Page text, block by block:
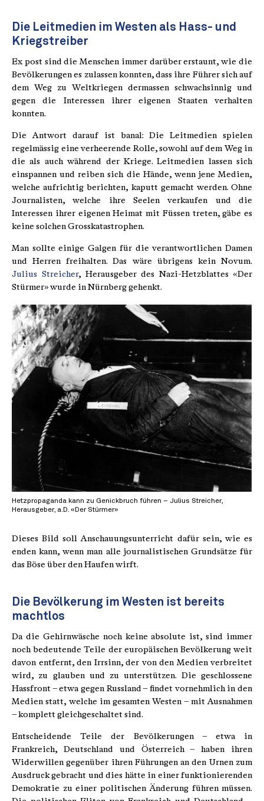
Die Leitmedien im Westen als Hass- und
Kriegstreiber
Ex post sind die Menschen immer darüber erstaunt, wie die
Bevölkerungen es zulassen konnten, dass ihre Führer sich auf
dem Weg zu Weltkriegen dermassen schwachsinnig und
gegen die Interessen ihrer eigenen Staaten verhalten
konnten.
Die Antwort darauf ist banal: Die Leitmedien spielen
regelmässig eine verheerende Rolle, sowohl auf dem Weg in
die als auch während der Kriege. Leitmedien lassen sich
einspannen und reiben sich die Hände, wenn jene Medien,
welche aufrichtig berichten, kaputt gemacht werden. Ohne
Journalisten, welche ihre Seelen verkaufen und die
Interessen ihrer eigenen Heimat mit Füssen treten, gäbe es
keine solchen Grosskatastrophen.
Man sollte einige Galgen für die verantwortlichen Damen
und Herren freihalten. Das wäre übrigens kein Novum.
Julius Streicher, Herausgeber des Nazi-Hetzblattes «Der
Stürmer» wurde in Nürnberg gehenkt.
Hetzpropaganda kann zu Genickbruch führen – Julius Streicher,
Herausgeber, a.D. «Der Stürmer»
Dieses Bild soll Anschauungsunterricht dafür sein, wie es
enden kann, wenn man alle journalistischen Grundsätze für
das Böse über den Haufen wirft.
Die Bevölkerung im Westen ist bereits
machtlos
Da die Gehirnwäsche noch keine absolute ist, sind immer
noch bedeutende Teile der europäischen Bevölkerung weit
davon entfernt, den Irrsinn, der von den Medien verbreitet
wird, zu glauben und zu unterstützen. Die geschlossene
Hassfront – etwa gegen Russland – findet vornehmlich in den
Medien statt, welche im gesamten Westen – mit Ausnahmen
– komplett gleichgeschaltet sind.
Entscheidende Teile der Bevölkerungen – etwa in
Frankreich, Deutschland und Österreich – haben ihren
Widerwillen gegenüber ihren Führungen an den Urnen zum
Ausdruck gebracht und dies hätte in einer funktionierenden
Demokratie zu einer politischen Änderung führen müssen.